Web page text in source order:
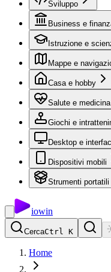
Sviluppo
Business e
Istruzione e
Mappe e
Casa e hobby
Salute e medicina
Giochi e
Desktop e
Dispositivi mobili
Strumenti portatili
iowin
CercaCtrl K
Home